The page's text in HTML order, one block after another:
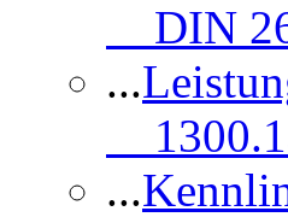
DIN
...
...